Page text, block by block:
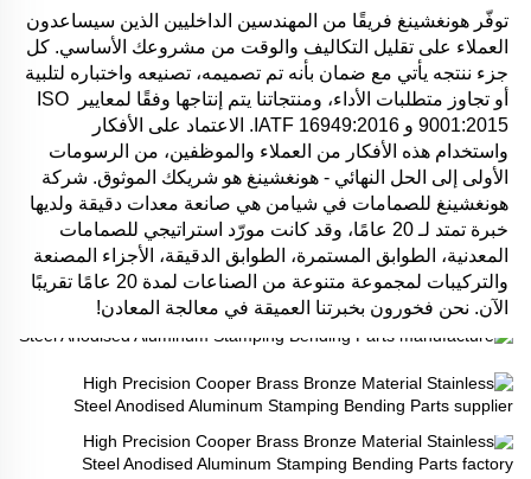
أو تجاوز متطلبات الأداء، ومنتجاتنا يتم إنتاجها وفقًا لمعايير ISO
الآن. نحن فخورون بخبرتنا العميقة في معالجة المعادن!